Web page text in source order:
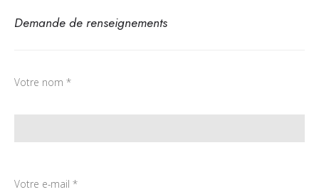
Demande de renseignements
Votre nom *
Votre e-mail *